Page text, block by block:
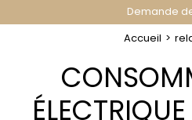
Demande
Accueil